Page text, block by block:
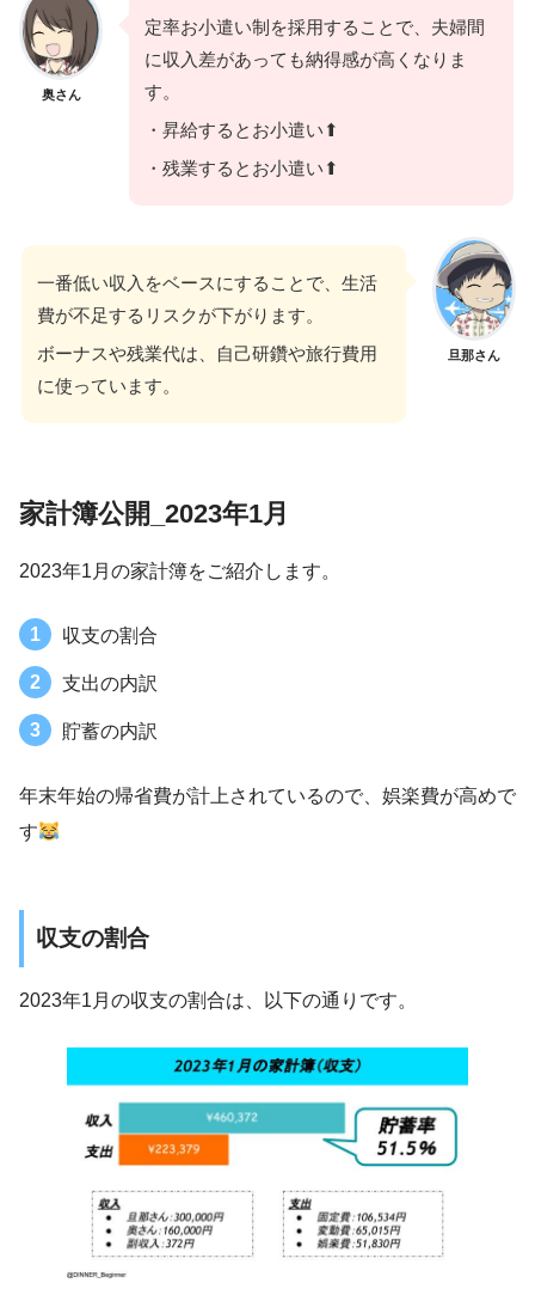
奥さん
定率お小遣い制を採用することで、夫婦間
に収入差があっても納得感が高くなりま
す。
・昇給するとお小遣い⬆
・残業するとお小遣い⬆
旦那さん
一番低い収入をベースにすることで、生活
費が不足するリスクが下がります。
ボーナスや残業代は、自己研鑽や旅行費用
に使っています。
家計簿公開_2023年1月
2023年1月の家計簿をご紹介します。
収支の割合
支出の内訳
貯蓄の内訳
年末年始の帰省費が計上されているので、娯楽費が高めで
す
収支の割合
2023年1月の収支の割合は、以下の通りです。